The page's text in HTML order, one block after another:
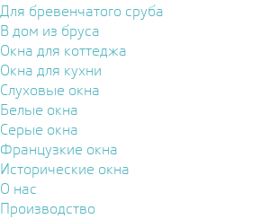
Для бревенчатого сруба
В дом из бруса
Окна для коттеджа
Окна для кухни
Слуховые окна
Белые окна
Серые окна
Французкие окна
Исторические окна
О нас
Производство